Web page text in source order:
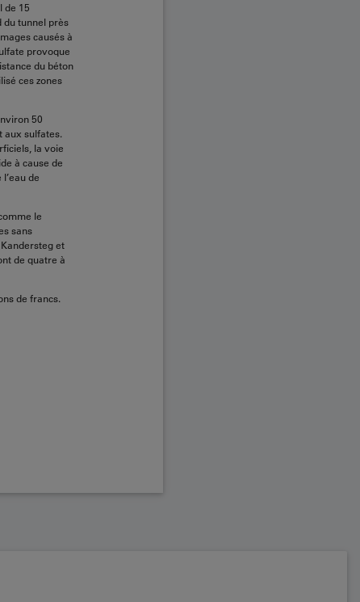
de 15
du tunnel près
causés à
provoque
du béton
ces zones
50
aux sulfates.
la voie
à cause de
de
le
sans
et
de quatre à
de francs.